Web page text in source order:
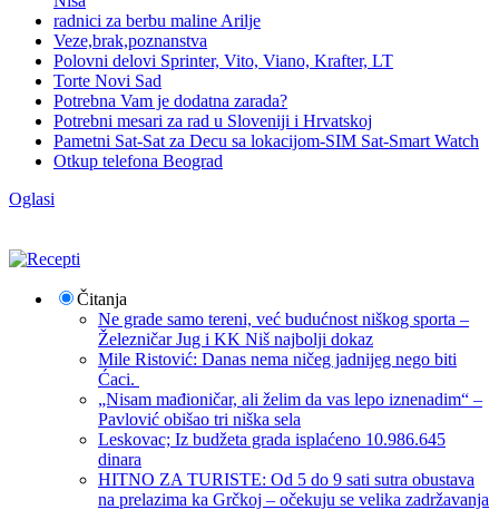
radnici za berbu maline Arilje
Veze,brak,poznanstva
Polovni delovi Sprinter, Vito, Viano, Krafter, LT
Torte Novi Sad
Potrebna Vam je dodatna zarada?
Potrebni mesari za rad u Sloveniji i Hrvatskoj
Pametni Sat-Sat za Decu sa lokacijom-SIM Sat-Smart Watch
Otkup telefona Beograd
Oglasi
Čitanja
Ne grade samo tereni, već budućnost niškog sporta –
Železničar Jug i KK Niš najbolji dokaz
Mile Ristović: Danas nema ničeg jadnijeg nego biti
Ćaci.
„Nisam mađioničar, ali želim da vas lepo iznenadim“ –
Pavlović obišao tri niška sela
Leskovac; Iz budžeta grada isplaćeno 10.986.645
dinara
HITNO ZA TURISTE: Od 5 do 9 sati sutra obustava
na prelazima ka Grčkoj – očekuju se velika zadržavanja